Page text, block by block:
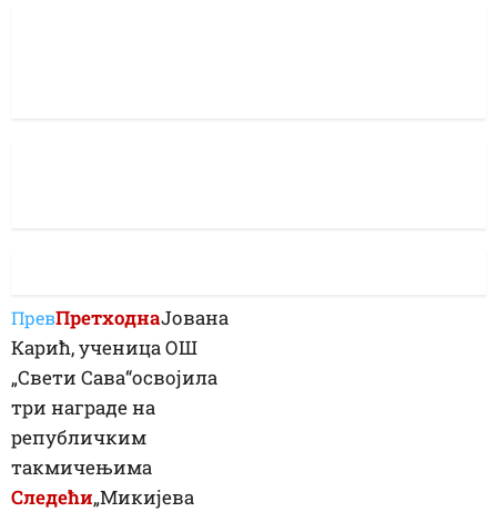
ПревПретходнаЈована
Карић, ученица ОШ
„Свети Сава“освојила
три награде на
републичким
такмичењима
Следећи„Микијева